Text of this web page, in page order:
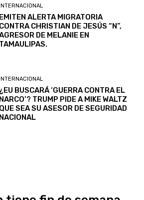
EMITEN ALERTA MIGRATORIA
CONTRA CHRISTIAN DE JESÚS “N”,
DE MELANIE EN
TAMAULIPAS.
INTERNACIONAL
¿EU BUSCARÁ ‘GUERRA CONTRA EL
NARCO’? TRUMP PIDE A MIKE WALTZ
QUE SEA SU ASESOR DE SEGURIDAD
NACIONAL